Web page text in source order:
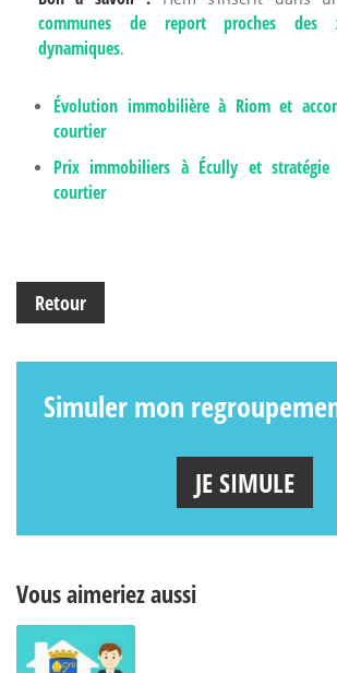
communes de report proches des
dynamiques.
Évolution immobilière à Riom et
courtier
Prix immobiliers à Écully et stratégie
courtier
Retour
Simuler mon
JE SIMULE
Vous aimeriez aussi